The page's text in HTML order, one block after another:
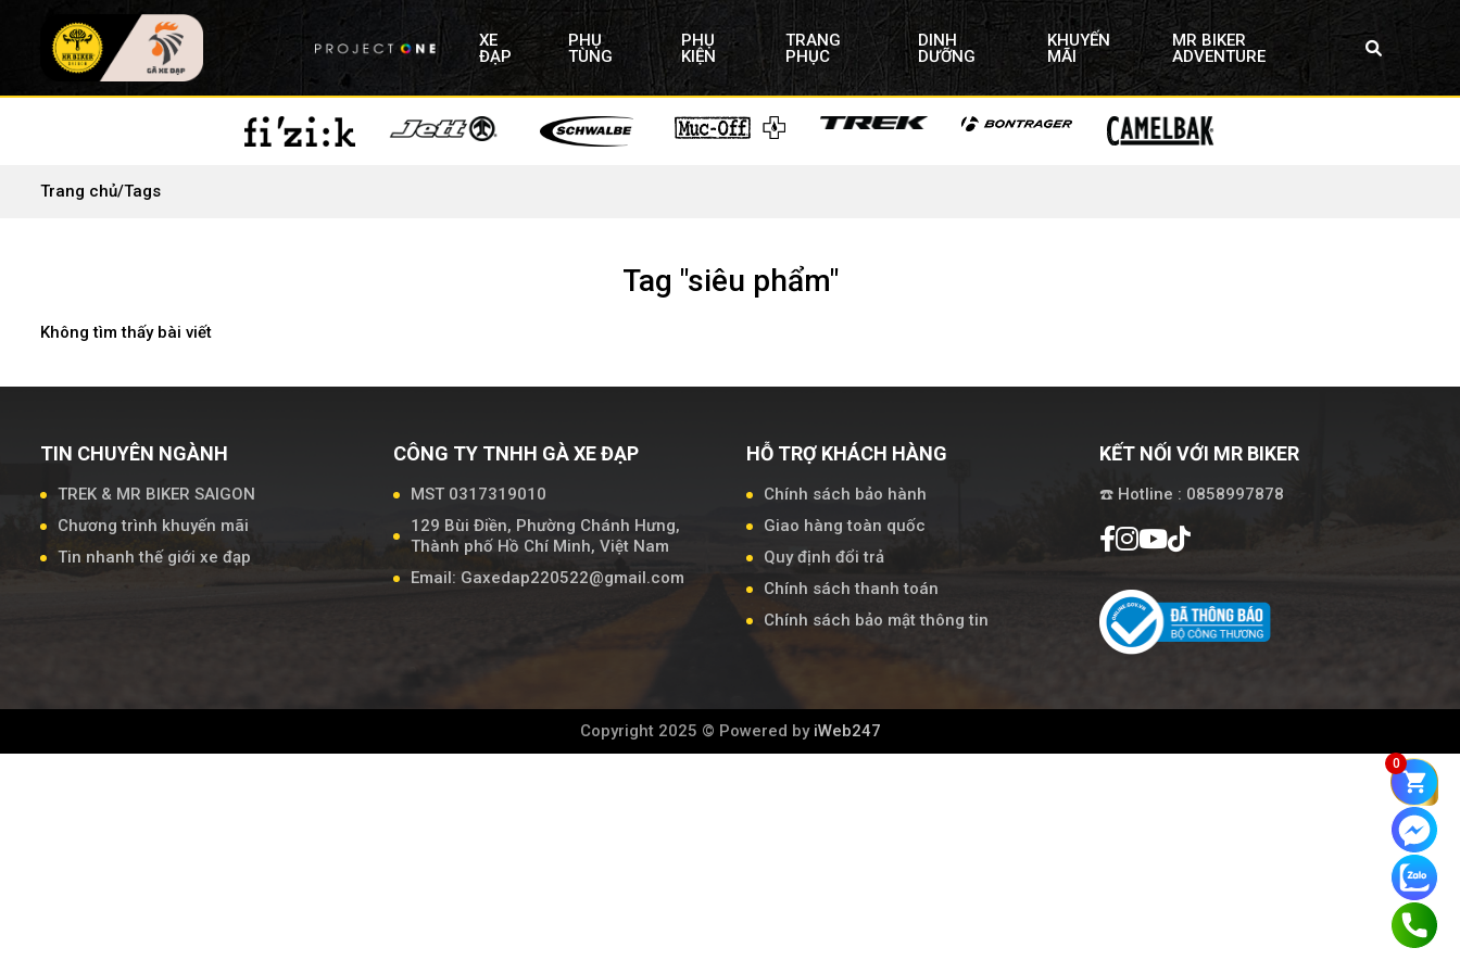
XE
ĐẠP
PHỤ
TÙNG
PHỤ
KIỆN
TRANG
PHỤC
DINH
DƯỠNG
KHUYẾN
MÃI
MR BIKER
ADVENTURE
Trang chủ/Tags
Tag "siêu phẩm"
Không tìm thấy bài viết
TIN CHUYÊN NGÀNH
TREK & MR BIKER SAIGON
Chương trình khuyến mãi
Tin nhanh thế giới xe đạp
CÔNG TY TNHH GÀ XE ĐẠP
MST 0317319010
129 Bùi Điền, Phường Chánh Hưng,
Thành phố Hồ Chí Minh, Việt Nam
Email: Gaxedap220522@gmail.com
HỖ TRỢ KHÁCH HÀNG
Chính sách bảo hành
Giao hàng toàn quốc
Quy định đổi trả
Chính sách thanh toán
Chính sách bảo mật thông tin
KẾT NỐI VỚI MR BIKER
☎️ Hotline : 0858997878
Copyright 2025 © Powered by iWeb247
0